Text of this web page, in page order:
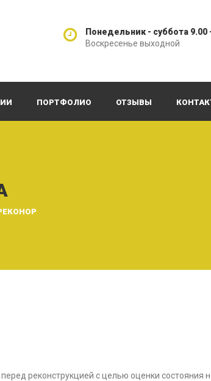
Понедельник - суббота 9.00
Воскресенье выходной
ПОРТФОЛИО ОТЗЫВЫ
реконструкцией с целью оценки состояния